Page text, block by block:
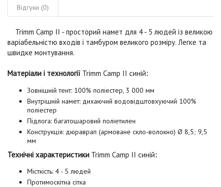
Відгуки (0)
Trimm Camp II - просторий намет для 4 - 5 людей із великою
варіабельністю входів і тамбуром великого розміру. Легке та
швидке монтування.
Матеріали і технології Trimm Camp II синій:
Зовнішній тент: 100% поліестер, 3 000 мм
Внутрішній намет: дихаючий водовідштовхуючий 100%
поліестер
Підлога: багатошаровий поліетилен
Конструкція: дюраврап (армоване скло-волокно) Ø 8,5; 9,5
мм
Технічні характеристики Trimm Camp II синій:
Місткість: 4 - 5 людей
Протимоскітна сітка